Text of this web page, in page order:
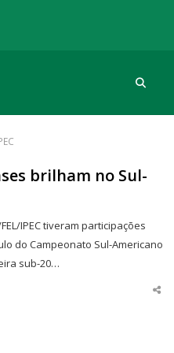
coberturas
brilham no Sul-
IPEC tiveram participações
do Campeonato Sul-Americano
sub-20…